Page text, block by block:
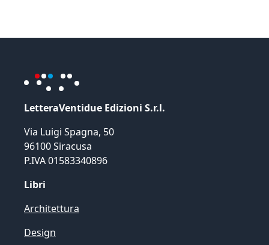
LetteraVentidue Edizioni S.r.l.
Via Luigi Spagna, 50
96100 Siracusa
P.IVA 01583340896
Libri
Architettura
Design